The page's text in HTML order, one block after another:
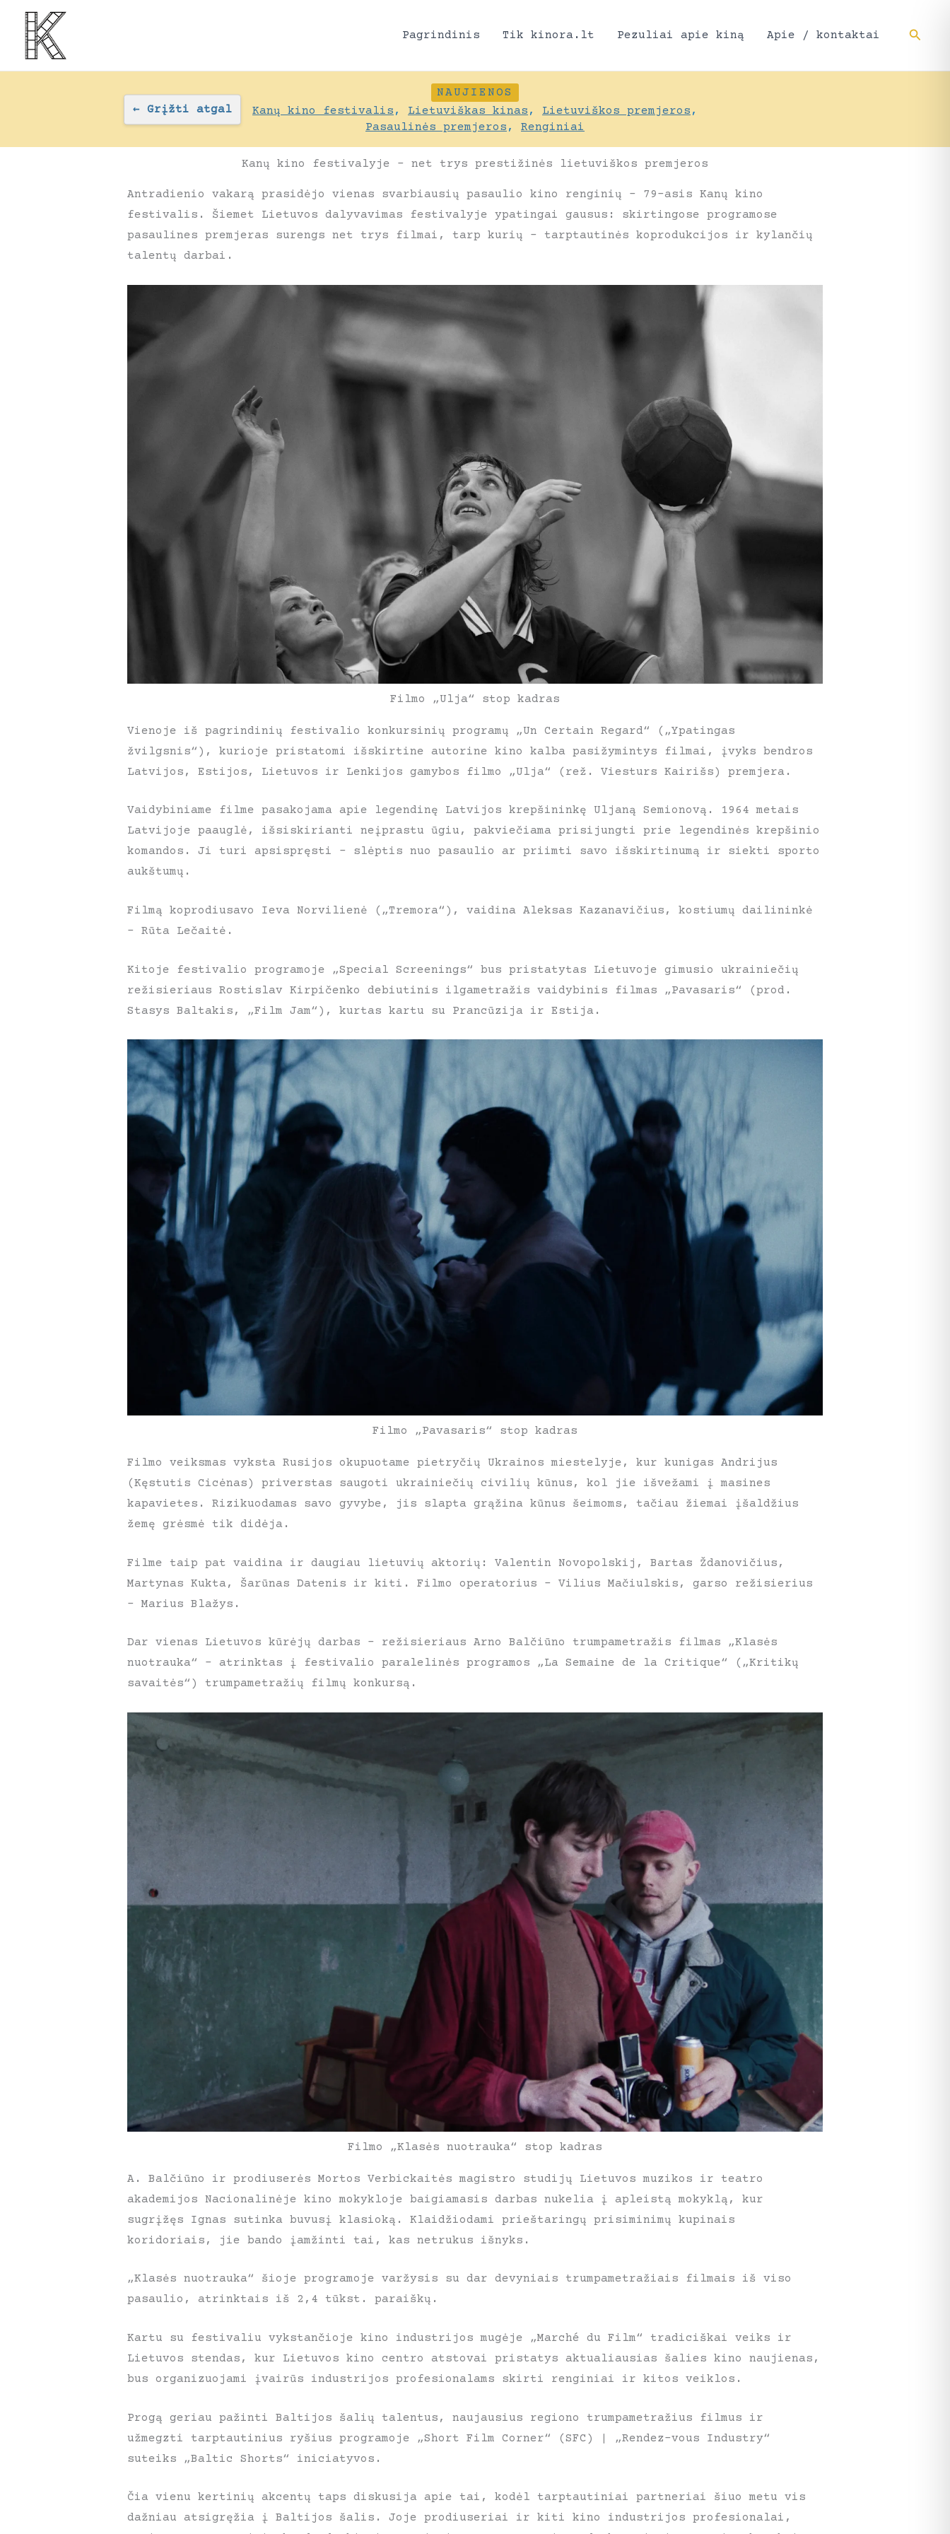
Pereiti
prie
turinio
Pagrindinis Tik kinora.lt Pezuliai apie kiną Apie / kontaktai
← Grįžti atgal
NAUJIENOS
Kanų kino festivalis , Lietuviškas kinas , Lietuviškos premjeros ,
Pasaulinės premjeros , Renginiai
Kanų kino festivalyje – net trys prestižinės lietuviškos premjeros
Antradienio vakarą prasidėjo vienas svarbiausių pasaulio kino renginių – 79-asis Kanų kino
festivalis. Šiemet Lietuvos dalyvavimas festivalyje ypatingai gausus: skirtingose programose
pasaulines premjeras surengs net trys filmai, tarp kurių – tarptautinės koprodukcijos ir kylančių
talentų darbai.
Filmo „Ulja“ stop kadras
Vienoje iš pagrindinių festivalio konkursinių programų „Un Certain Regard“ („Ypatingas
žvilgsnis“), kurioje pristatomi išskirtine autorine kino kalba pasižymintys filmai, įvyks bendros
Latvijos, Estijos, Lietuvos ir Lenkijos gamybos filmo „Ulja“ (rež. Viesturs Kairišs) premjera.
Vaidybiniame filme pasakojama apie legendinę Latvijos krepšininkę Uljaną Semionovą. 1964 metais
Latvijoje paauglė, išsiskirianti neįprastu ūgiu, pakviečiama prisijungti prie legendinės krepšinio
komandos. Ji turi apsispręsti – slėptis nuo pasaulio ar priimti savo išskirtinumą ir siekti sporto
aukštumų.
Filmą koprodiusavo Ieva Norvilienė („Tremora“), vaidina Aleksas Kazanavičius, kostiumų dailininkė
– Rūta Lečaitė.
Kitoje festivalio programoje „Special Screenings“ bus pristatytas Lietuvoje gimusio ukrainiečių
režisieriaus Rostislav Kirpičenko debiutinis ilgametražis vaidybinis filmas „Pavasaris“ (prod.
Stasys Baltakis, „Film Jam“), kurtas kartu su Prancūzija ir Estija.
Filmo „Pavasaris“ stop kadras
Filmo veiksmas vyksta Rusijos okupuotame pietryčių Ukrainos miestelyje, kur kunigas Andrijus
(Kęstutis Cicėnas) priverstas saugoti ukrainiečių civilių kūnus, kol jie išvežami į masines
kapavietes. Rizikuodamas savo gyvybe, jis slapta grąžina kūnus šeimoms, tačiau žiemai įšaldžius
žemę grėsmė tik didėja.
Filme taip pat vaidina ir daugiau lietuvių aktorių: Valentin Novopolskij, Bartas Ždanovičius,
Martynas Kukta, Šarūnas Datenis ir kiti. Filmo operatorius – Vilius Mačiulskis, garso režisierius
– Marius Blažys.
Dar vienas Lietuvos kūrėjų darbas – režisieriaus Arno Balčiūno trumpametražis filmas „Klasės
nuotrauka“ – atrinktas į festivalio paralelinės programos „La Semaine de la Critique“ („Kritikų
savaitės“) trumpametražių filmų konkursą.
Filmo „Klasės nuotrauka“ stop kadras
A. Balčiūno ir prodiuserės Mortos Verbickaitės magistro studijų Lietuvos muzikos ir teatro
akademijos Nacionalinėje kino mokykloje baigiamasis darbas nukelia į apleistą mokyklą, kur
sugrįžęs Ignas sutinka buvusį klasioką. Klaidžiodami prieštaringų prisiminimų kupinais
koridoriais, jie bando įamžinti tai, kas netrukus išnyks.
„Klasės nuotrauka“ šioje programoje varžysis su dar devyniais trumpametražiais filmais iš viso
pasaulio, atrinktais iš 2,4 tūkst. paraiškų.
Kartu su festivaliu vykstančioje kino industrijos mugėje „Marché du Film“ tradiciškai veiks ir
Lietuvos stendas, kur Lietuvos kino centro atstovai pristatys aktualiausias šalies kino naujienas,
bus organizuojami įvairūs industrijos profesionalams skirti renginiai ir kitos veiklos.
Progą geriau pažinti Baltijos šalių talentus, naujausius regiono trumpametražius filmus ir
užmegzti tarptautinius ryšius programoje „Short Film Corner“ (SFC) | „Rendez-vous Industry“
suteiks „Baltic Shorts“ iniciatyvos.
Čia vienu kertinių akcentų taps diskusija apie tai, kodėl tarptautiniai partneriai šiuo metu vis
dažniau atsigręžia į Baltijos šalis. Joje prodiuseriai ir kiti kino industrijos profesionalai,